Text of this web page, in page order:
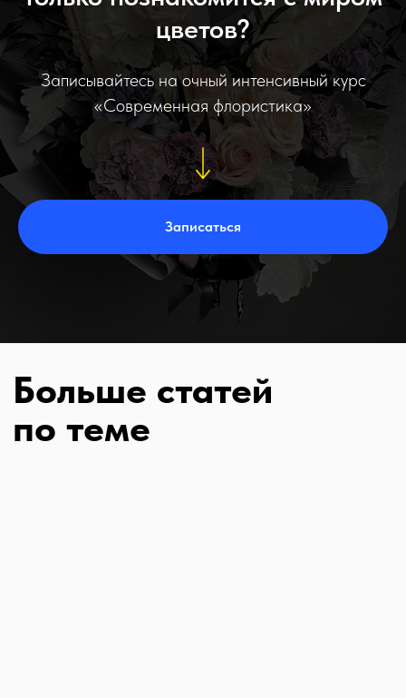
цветов?
Записывайтесь на очный интенсивный курс
«Современная флористика»
Записаться